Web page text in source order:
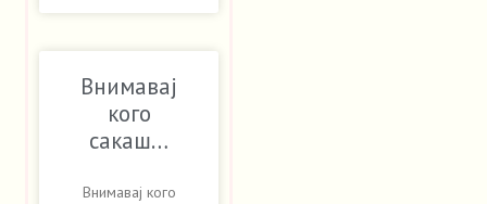
Внимавај
кого
сакаш…
Внимавај кого